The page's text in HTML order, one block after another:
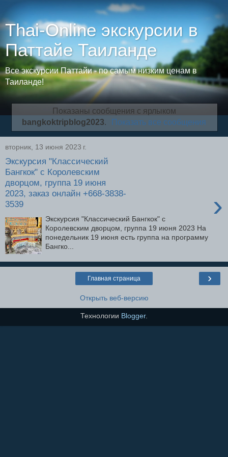
Thai-Online экскурсии в
Паттайе Таиланде
Все экскурсии Паттайи - по самым низким ценам в
Таиланде!
Показаны сообщения с ярлыком
bangkoktripblog2023. Показать все сообщения
вторник, 13 июня 2023 г.
Экскурсия "Классический
Бангкок" с Королевским
дворцом, группа 19 июня
2023, заказ онлайн +668-3838-
3539
›
Экскурсия "Классический Бангкок" с
Королевским дворцом, группа 19 июня 2023 На
понедельник 19 июня есть группа на программу
Бангко...
›
Главная страница
Открыть веб-версию
Технологии Blogger.